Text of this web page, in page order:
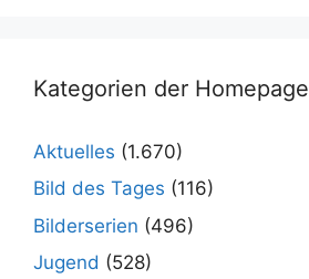
Kategorien der Homepage
Aktuelles (1.670)
Bild des Tages (116)
Bilderserien (496)
Jugend (528)